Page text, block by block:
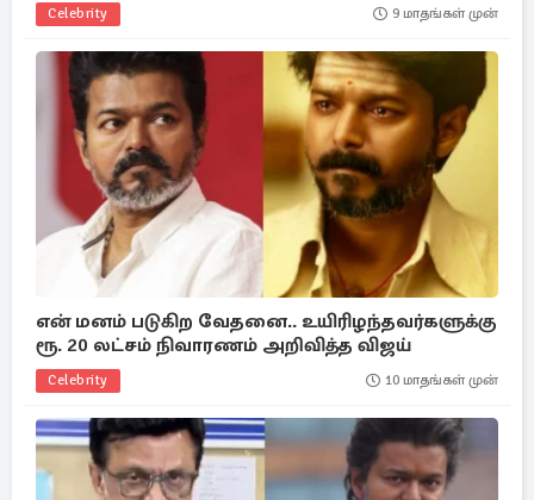
Celebrity 9 மாதங்கள் முன்
என் மனம் படுகிற வேதனை.. உயிரிழந்தவர்களுக்கு
ரூ. 20 லட்சம் நிவாரணம் அறிவித்த விஜய்
Celebrity 10 மாதங்கள் முன்